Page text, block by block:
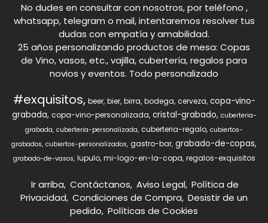
No dudes en consultar con nosotros, por teléfono ,
whatsapp, telegram o mail, intentaremos resolver tus
dudas con empatía y amabilidad.
25 años personalizando productos de mesa: Copas
de Vino, vasos, etc., vajilla, cubertería, regalos para
novios y eventos. Todo personalizado
#exquisitos beer bier birra bodega cerveza copa-vino-
grabada copa-vino-personalizada cristal-grabado cuberteria-
grabada cuberteria-personalizada cuberteria-regalo cubiertos-
grabados cubiertos-personalizados gastro-bar grabado-de-copas
grabado-de-vasos lupulo mi-logo-en-la-copa regalos-exquisitos
Ir arriba Contáctanos Aviso Legal Política de
Privacidad Condiciones de Compra Desistir de un
pedido Políticas de Cookies